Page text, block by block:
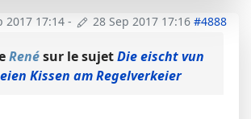
2017 17:14 - 28 Sep 2017 17:16 #4888
Renésur le sujetDie eischt vun
Kissen am Regelverkeier